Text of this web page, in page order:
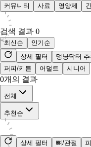
커뮤니티 사료 영양제
검색 결과 0
최신순
인기순
상세 필터
멍냥닥터 추
퍼피/키튼
어덜트 시니어
0개의 결과
전체
추천순
상세 필터 뼈/관절